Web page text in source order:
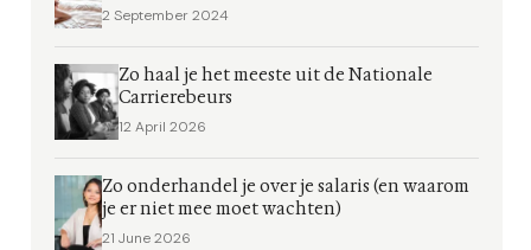
2 September 2024
Zo haal je het meeste uit de Nationale
Carrierebeurs
12 April 2026
Zo onderhandel je over je salaris (en waarom
je er niet mee moet wachten)
21 June 2026